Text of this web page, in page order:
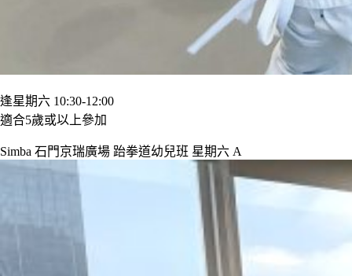
逢星期六 10:30-12:00
適合5歲或以上參加
Simba 石門京瑞廣場 跆拳道幼兒班 星期六 A